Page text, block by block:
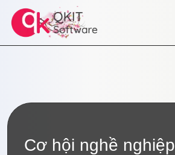
Cơ hội nghề nghiệp